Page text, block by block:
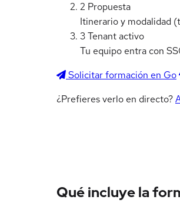
2 Propuesta
Itinerario y modalidad
3Tenant activo
Tu equipo entra con
Solicitar formación en Go
¿Prefieres verlo en directo?
Qué incluye la